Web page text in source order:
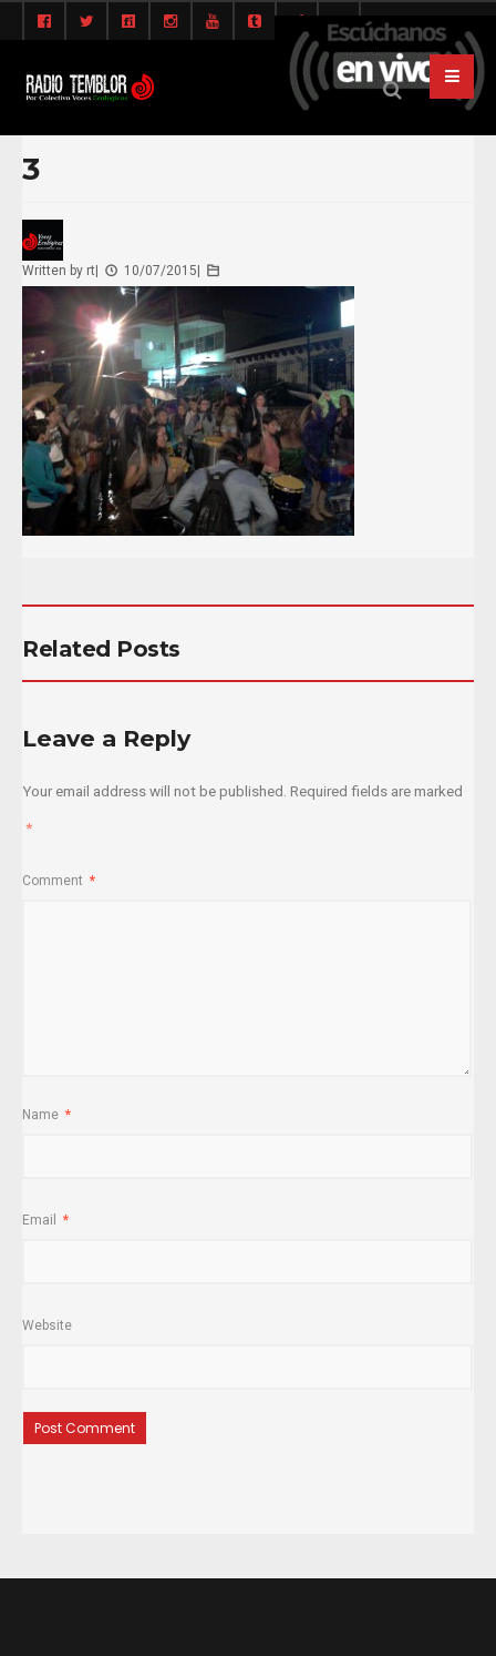
3
Written by rt 10/07/2015
Related Posts
Leave a Reply
Your email address will not be published. Required fields are marked
*
Comment *
Name *
Email *
Website